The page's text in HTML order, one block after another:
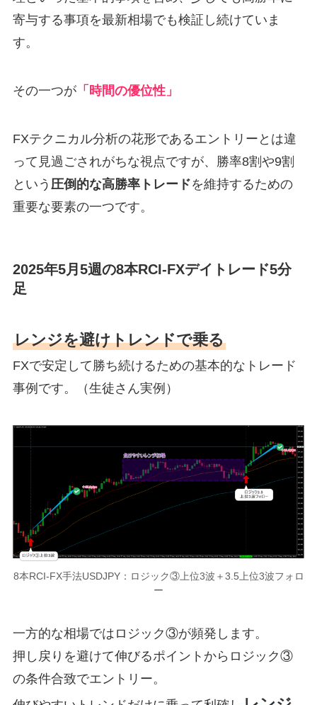
寄与する事項を最新相場でも検証し続けていま
す。
その一つが「時間の優位性」
FXテクニカル分析の花形であるエントリーとは違
って見過ごされがちな視点ですが、勝率8割や9割
という 圧倒的な高勝率トレードを維持するための
重要な要素の一つです。
2025年5月5週の8本RCI-FXデイトレード5分
足
レンジを避けトレンドで乗る
FXで安定して勝ち続けるための基本的なトレード
事例です。（生徒さん実例）
8本RCI-FX手法USDJPY：ロジック③上位3波＋3.5上位3波フォロ
ー
一方的な相場ではロジック③が頻発します。
押し戻りを避けて伸びるポイントからロジック③
の条件合致でエントリー。